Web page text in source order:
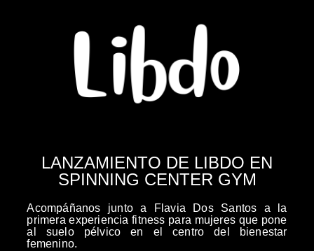
LANZAMIENTO DE LIBDO EN
SPINNING CENTER GYM
Acompáñanos junto a Flavia Dos Santos a la
primera experiencia fitness para mujeres que pone
al suelo pélvico en el centro del bienestar
femenino.